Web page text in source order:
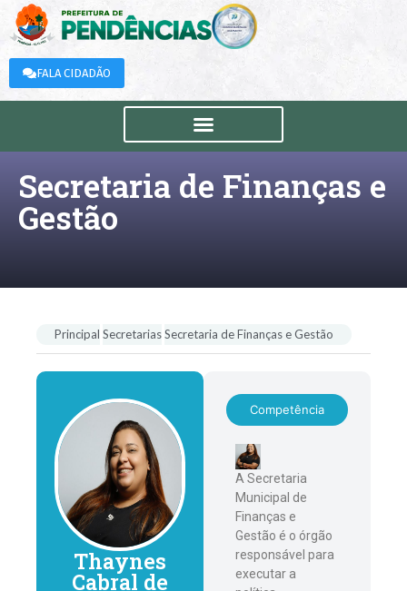
FALA CIDADÃO
Secretaria de Finanças e
Gestão
Principal SecretariasSecretaria de Finanças e Gestão
Thaynes
Cabral de
Competência
A Secretaria
Municipal de
Finanças e
Gestão é o órgão
responsável para
executar a